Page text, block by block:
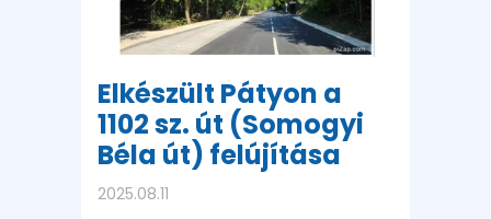
Elkészült Pátyon a
1102 sz. út (Somogyi
Béla út) felújítása
2025.08.11